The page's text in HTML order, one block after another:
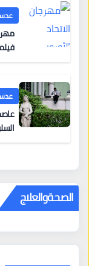
فيلماً من 19
الصحةوالعلاج